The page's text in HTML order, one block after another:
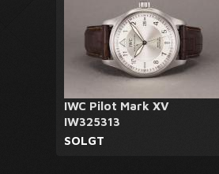
IWC Pilot Mark XV
IW325313
SOLGT